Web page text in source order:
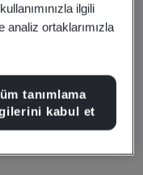
Paylaşın:
ilgili
analiz ortaklarımızla
tanımlama
kabul et